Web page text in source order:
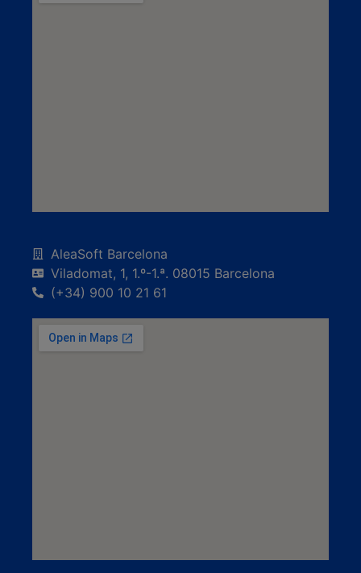
AleaSoft Barcelona
Viladomat, 1, 1.º-1.ª. 08015 Barcelona
(+34) 900 10 21 61